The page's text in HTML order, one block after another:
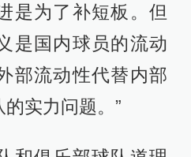
是为了补短板。但
是国内球员的流动
部流动性代替内部
实力问题。”